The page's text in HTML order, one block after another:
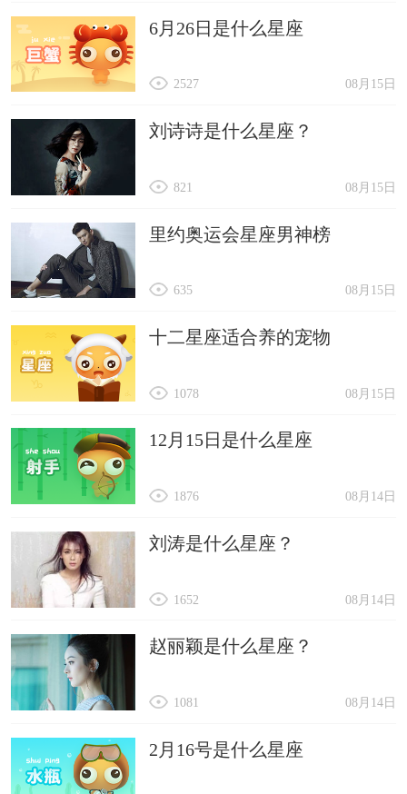
6月26日是什么星座
08月15日
2527
刘诗诗是什么星座？
08月15日
821
里约奥运会星座男神榜
08月15日
635
十二星座适合养的宠物
08月15日
1078
12月15日是什么星座
08月14日
1876
刘涛是什么星座？
08月14日
1652
赵丽颖是什么星座？
08月14日
1081
2月16号是什么星座